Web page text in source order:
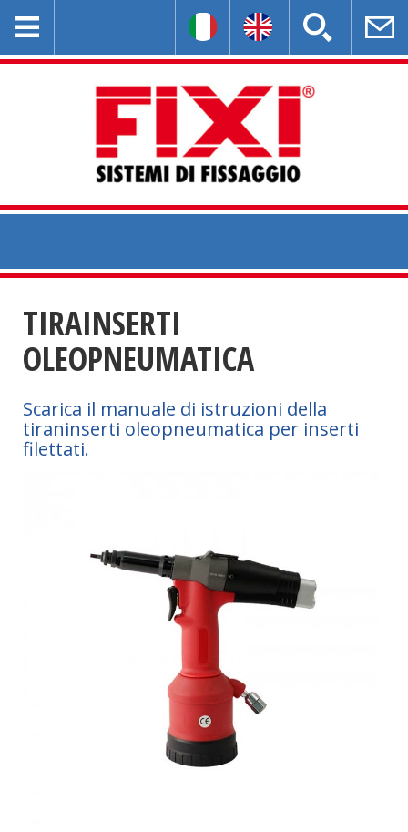
TIRAINSERTI
OLEOPNEUMATICA
Scarica il manuale di istruzioni della
tiraninserti oleopneumatica per inserti
filettati.